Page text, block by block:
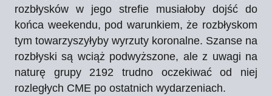
rozbłysków w jego strefie musiałoby dojść do
końca weekendu, pod warunkiem, że rozbłyskom
tym towarzyszyłyby wyrzuty koronalne. Szanse na
rozbłyski są wciąż podwyższone, ale z uwagi na
naturę grupy 2192 trudno oczekiwać od niej
rozległych CME po ostatnich wydarzeniach.